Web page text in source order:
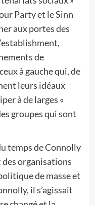
Party et le Sinn
aux portes des
de
à gauche qui, de
leurs idéaux
à de larges «
groupes qui sont
temps de Connolly
organisations
de masse et
il s’agissait